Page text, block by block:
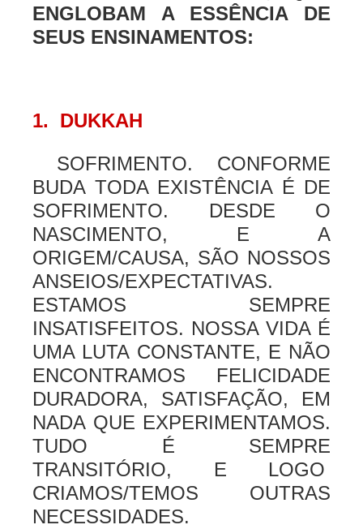
ENGLOBAM A ESSÊNCIA DE
SEUS ENSINAMENTOS:
1. DUKKAH
SOFRIMENTO. CONFORME
BUDA TODA EXISTÊNCIA É DE
SOFRIMENTO. DESDE O
NASCIMENTO, E A
ORIGEM/CAUSA, SÃO NOSSOS
ANSEIOS/EXPECTATIVAS.
ESTAMOS SEMPRE
INSATISFEITOS. NOSSA VIDA É
UMA LUTA CONSTANTE, E NÃO
ENCONTRAMOS FELICIDADE
DURADORA, SATISFAÇÃO, EM
NADA QUE EXPERIMENTAMOS.
TUDO É SEMPRE
TRANSITÓRIO, E LOGO
CRIAMOS/TEMOS OUTRAS
NECESSIDADES.